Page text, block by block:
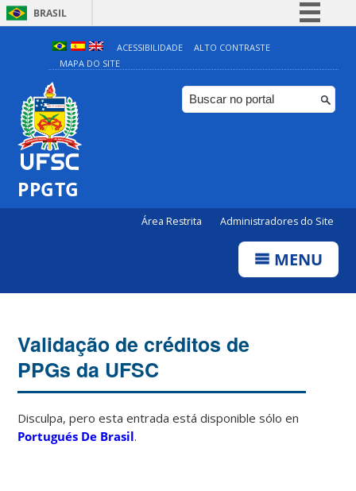
BRASIL
Simplifique!
Comunica BR
Participe
ACESSIBILIDADE
ALTO CONTRASTE
MAPA DO SITE
PPGTG
Área Restrita Administradores do Site
MENU
Validação de créditos de
PPGs da UFSC
Disculpa, pero esta entrada está disponible sólo en
Portugués De Brasil.